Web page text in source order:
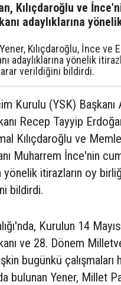
Kılıçdaroğlu ve
adaylıklarına
Kılıçdaroğlu, İnce ve
adaylıklarına yönelik
verildiğini bildirdi.
Kurulu (YSK) Başkanı
Recep Tayyip
Kılıçdaroğlu ve
Muharrem İnce'nin
yönelik itirazların oy
bildirdi.
Kurulun 14
ve 28. Dönem
bugünkü çalışmaları
bulunan Yener, Millet